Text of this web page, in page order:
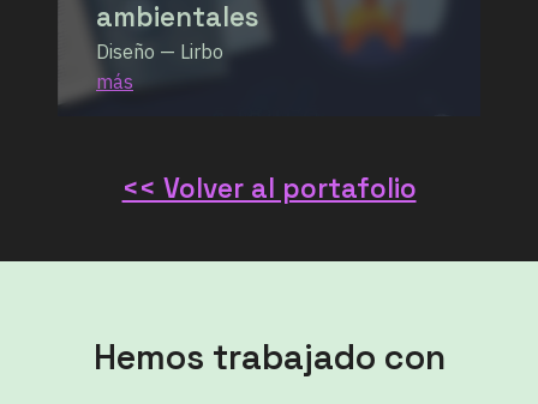
ambientales
Diseño — Lirbo
más
<< Volver al portafolio
Hemos trabajado con